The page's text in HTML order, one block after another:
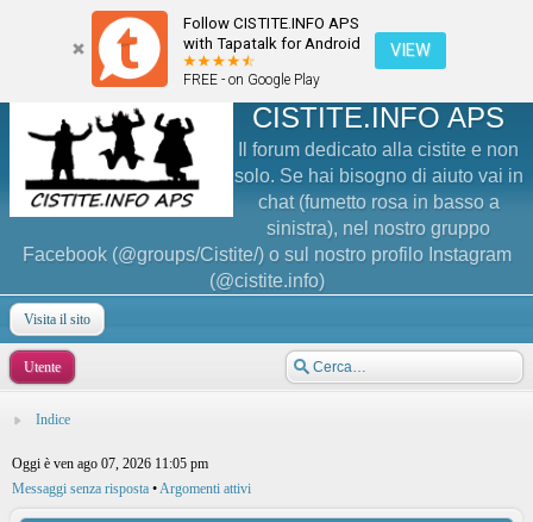
Follow CISTITE.INFO APS
with Tapatalk for Android
FREE - on Google Play
VIEW
CISTITE.INFO APS
Il forum dedicato alla cistite e non
solo. Se hai bisogno di aiuto vai in
chat (fumetto rosa in basso a
sinistra), nel nostro gruppo
Facebook (@groups/Cistite/) o sul nostro profilo Instagram
(@cistite.info)
Visita il sito
Utente
Indice
Oggi è ven ago 07, 2026 11:05 pm
Messaggi senza risposta •Argomenti attivi